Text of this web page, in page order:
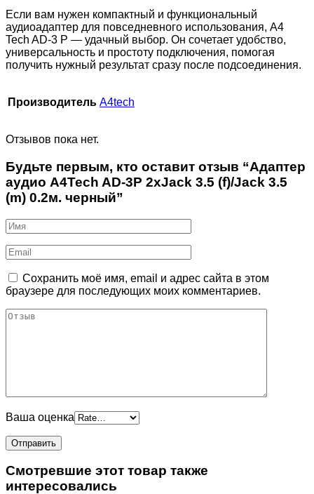
Если вам нужен компактный и функциональный
аудиоадаптер для повседневного использования, A4
Tech AD-3 P — удачный выбор. Он сочетает удобство,
универсальность и простоту подключения, помогая
получить нужный результат сразу после подсоединения.
Производитель A4tech
Отзывов пока нет.
Будьте первым, кто оставит отзыв “Адаптер
аудио A4Tech AD-3P 2xJack 3.5 (f)/Jack 3.5
(m) 0.2м. черный”
Сохранить моё имя, email и адрес сайта в этом
браузере для последующих моих комментариев.
Ваша оценка
Смотревшие этот товар также
интересовались